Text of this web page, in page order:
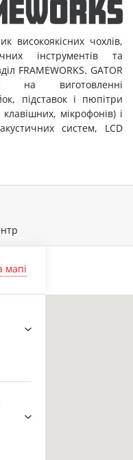
високоякісних чохлів,
інструментів та
FRAMEWORKS. GATOR
на виготовленні
підставок і пюпітри
мікрофонів) і
систем, LCD
мапі